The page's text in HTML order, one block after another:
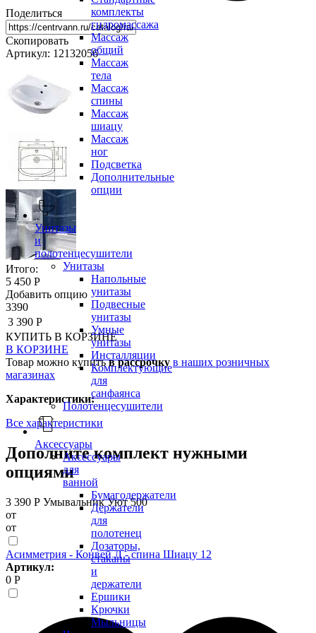
комплекты
гидромассажа
Массаж
общий
Массаж
тела
Массаж
спины
Массаж
шиацу
Массаж
ног
Подсветка
Дополнительные
опции
Унитазы
и
полотенцесушители
Унитазы
Напольные
унитазы
Подвесные
унитазы
Умные
унитазы
Инсталляции
Комплектующие
для
санфаянса
Полотенцесушители
Аксессуары
Аксессуары
для
ванной
Бумагодержатели
Держатели
для
полотенец
Дозаторы,
стаканы
и
держатели
Ершики
Крючки
Мыльницы
Поделиться
Скопировать
Артикул: 12132056
Итого:
5 450 Р
Добавить опцию
3390
3 390 Р
КУПИТЬ В КОРЗИНЕ
В КОРЗИНЕ
Товар можно купитьв рассрочку в наших розничных
магазинах
Характеристики:
Все характеристики
Дополните комплект нужными
опциями
3 390 Р Умывальник Уют 500
от
от
Асимметрия - Конвей Л - спина Шиацу 12
Артикул:
0 Р